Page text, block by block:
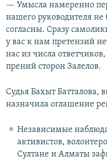
— Умысла намеренно
нашего руководителя
согласны. Сразу
у вас к нам претензий
нас из числа
прений сторон Залелов.
Судья Бахыт Батталова,
назначила оглашение
Независимые
активистов,
Султане и Алматы